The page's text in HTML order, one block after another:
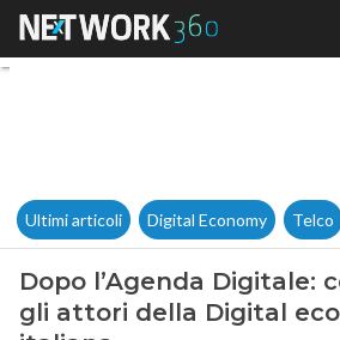
Dopo
Ultimi articoli Digital Economy Telco
Dopo l’Agenda Digitale:
gli attori della Digital